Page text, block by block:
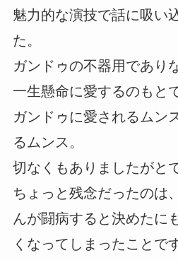
魅力的な演技で話に吸い
た。
ガンドゥの不器用であり
一生懸命に愛するのもと
ガンドゥに愛されるムン
るムンス。
切なくもありましたがと
ちょっと残念だったのは
んが闘病すると決めたに
くなってしまったことで